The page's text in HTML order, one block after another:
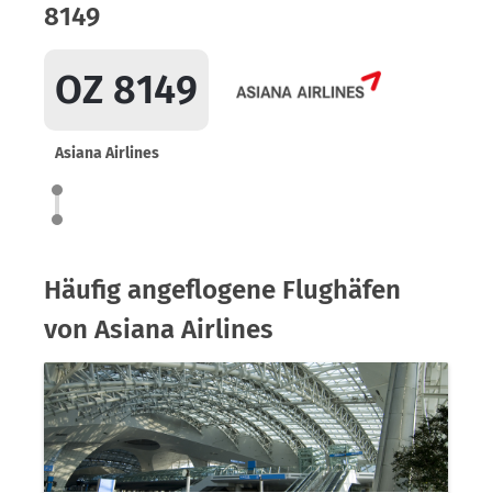
8149
OZ 8149
Asiana Airlines
Häufig angeflogene Flughäfen
von Asiana Airlines